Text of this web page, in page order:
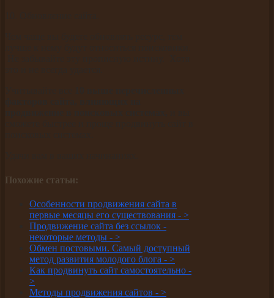
Похожие статьи:
Особенности продвижения сайта в
первые месяцы его существования - >
Продвижение сайта без ссылок -
некоторые методы - >
Обмен постовыми. Самый доступный
метод развития молодого блога - >
Как продвинуть сайт самостоятельно -
>
Методы продвижения сайтов - >